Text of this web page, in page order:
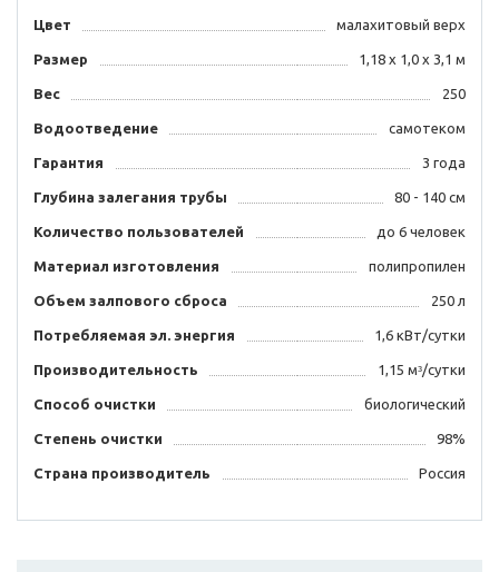
Цвет малахитовый верх
Размер 1,18 x 1,0 x 3,1 м
Вес 250
Водоотведение самотеком
Гарантия 3 года
Глубина залегания трубы 80 - 140 см
Количество пользователей до 6 человек
Материал изготовления полипропилен
Объем залпового сброса 250 л
Потребляемая эл. энергия 1,6 кВт/сутки
Производительность 1,15 мᶟ/сутки
Способ очистки биологический
Степень очистки 98%
Страна производитель Россия